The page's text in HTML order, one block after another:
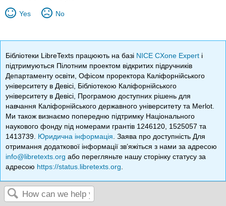
Yes No
Бібліотеки LibreTexts працюють на базі NICE CXone Expert і
підтримуються Пілотним проектом відкритих підручників
Департаменту освіти, Офісом проректора Каліфорнійського
університету в Девісі, Бібліотекою Каліфорнійського
університету в Девісі, Програмою доступних рішень для
навчання Каліфорнійського державного університету та Merlot.
Ми також визнаємо попередню підтримку Національного
наукового фонду під номерами грантів 1246120, 1525057 та
1413739. Юридична інформація . Заява про доступність Для
отримання додаткової інформації зв’яжіться з нами за адресою
info@libretexts.org або перегляньте нашу сторінку статусу за
адресою https://status.libretexts.org